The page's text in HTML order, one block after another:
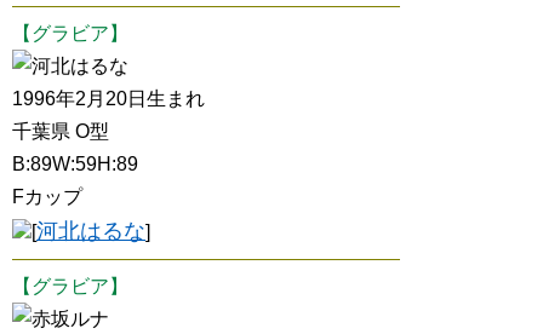
【グラビア】
河北はるな
1996年2月20日生まれ
千葉県 O型
B:89W:59H:89
Fカップ
[河北はるな]
【グラビア】
赤坂ルナ